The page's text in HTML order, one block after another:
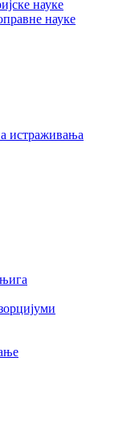
науке
науке
истраживања